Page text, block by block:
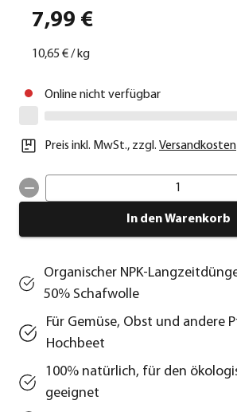
7,99 €
10,65 €/ kg
Online nicht verfügbar
Preis inkl. MwSt., zzgl. Versandkosten
1
In den Warenkorb
Organischer NPK-
50% Schafwolle
Für Gemüse, Obst und andere
Hochbeet
100% natürlich, für den
geeignet